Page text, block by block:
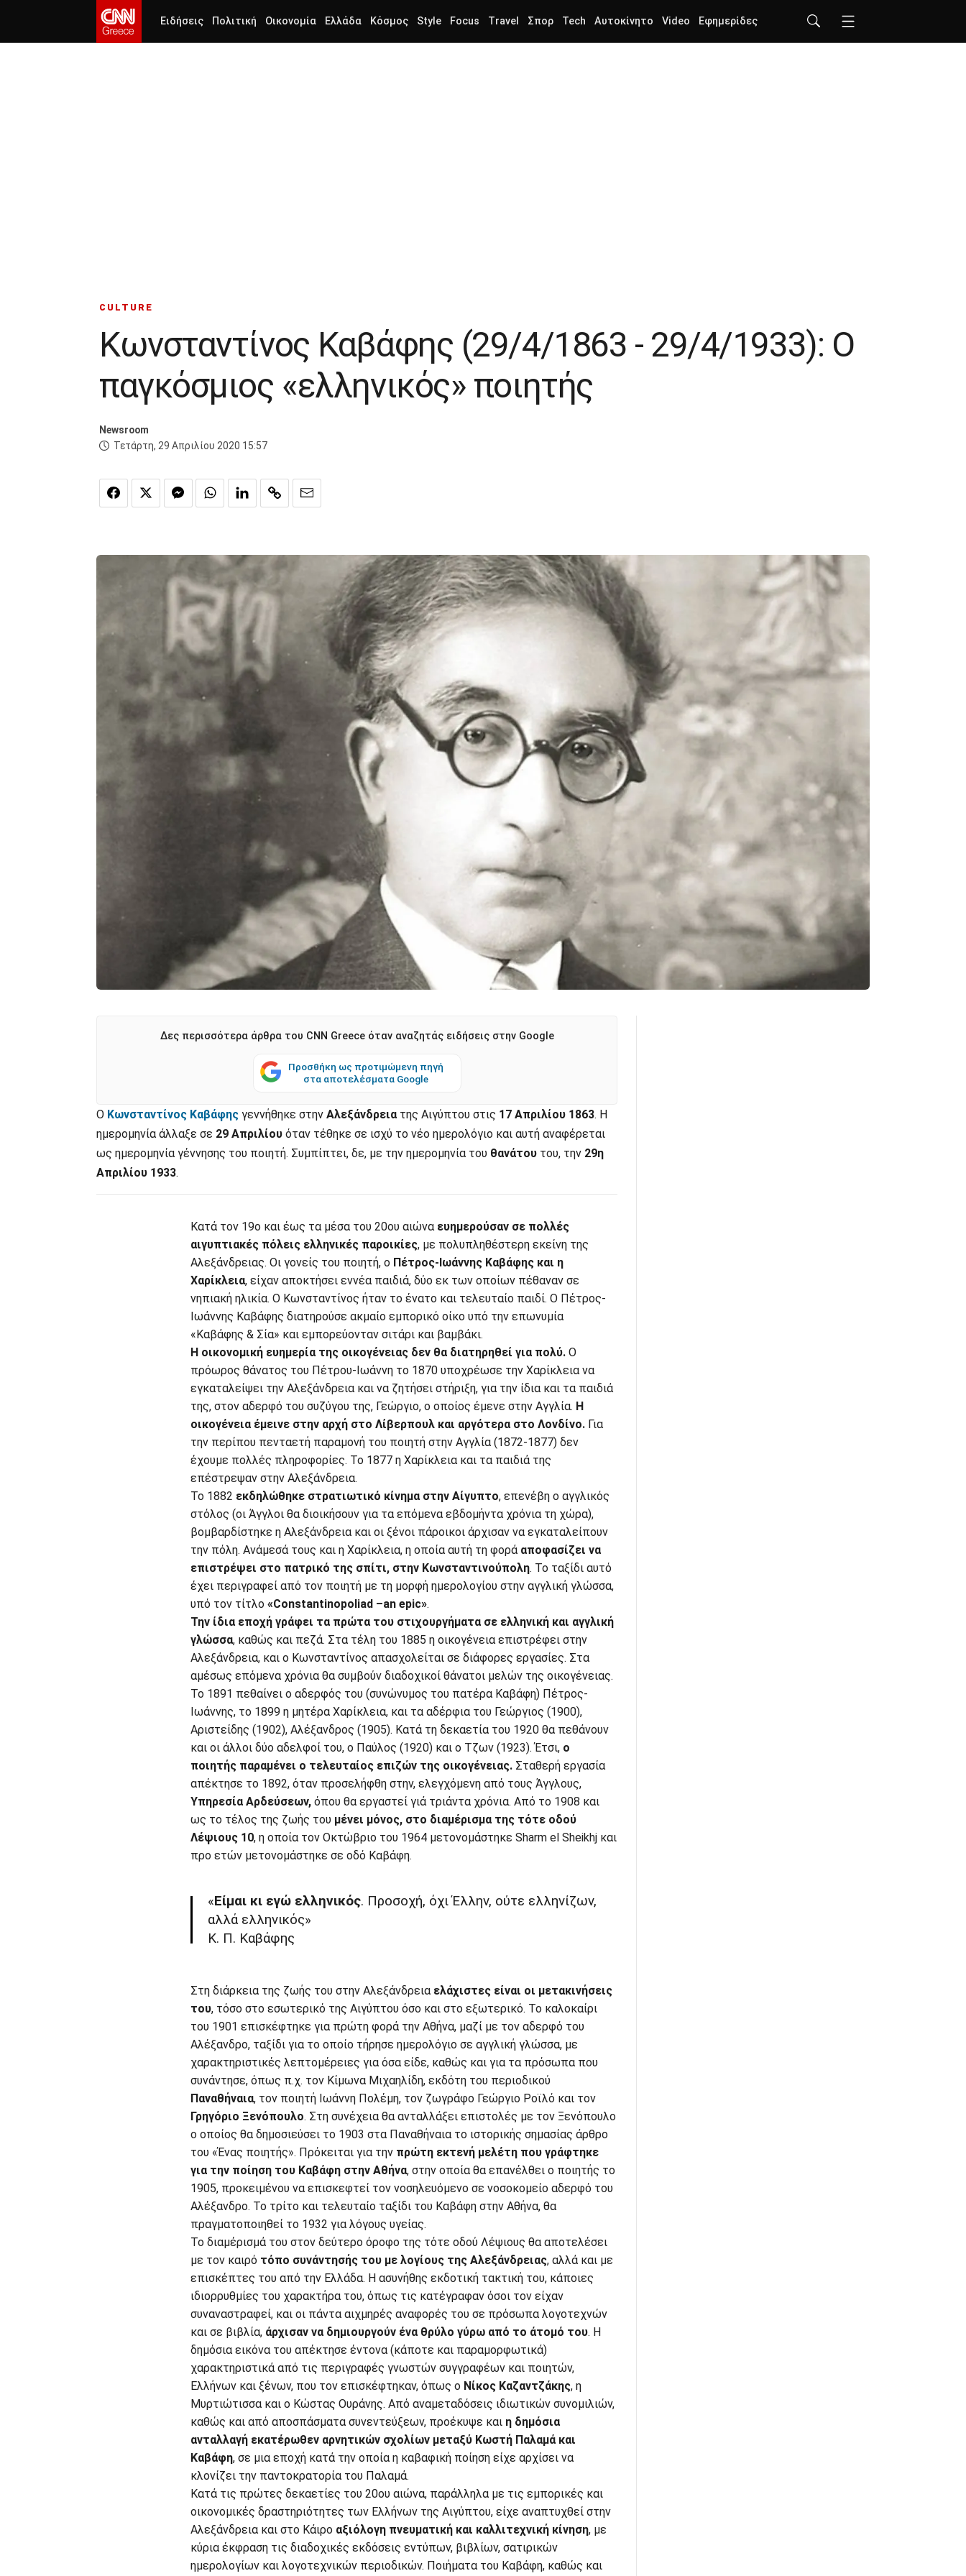
Ειδήσεις Πολιτική Οικονομία Ελλάδα Κόσμος Style Focus Travel Σπορ Tech Αυτοκίνητο Video Εφημερίδες
CULTURE
Κωνσταντίνος Καβάφης (29/4/1863 - 29/4/1933): Ο
παγκόσμιος «ελληνικός» ποιητής
Newsroom
Τετάρτη, 29 Απριλίου 2020 15:57
Δες περισσότερα άρθρα του CNN Greece όταν αναζητάς ειδήσεις στην Google
Προσθήκη ως προτιμώμενη πηγή
στα αποτελέσματα Google
Ο Κωνσταντίνος Καβάφης γεννήθηκε στην Αλεξάνδρεια της Αιγύπτου στις 17 Απριλίου 1863. Η
ημερομηνία άλλαξε σε 29 Απριλίου όταν τέθηκε σε ισχύ το νέο ημερολόγιο και αυτή αναφέρεται
ως ημερομηνία γέννησης του ποιητή. Συμπίπτει, δε, με την ημερομηνία του θανάτου του, την 29η
Απριλίου 1933.
Κατά τον 19ο και έως τα μέσα του 20ου αιώνα ευημερούσαν σε πολλές
αιγυπτιακές πόλεις ελληνικές παροικίες, με πολυπληθέστερη εκείνη της
Αλεξάνδρειας. Οι γονείς του ποιητή, ο Πέτρος-Ιωάννης Καβάφης και η
Χαρίκλεια, είχαν αποκτήσει εννέα παιδιά, δύο εκ των οποίων πέθαναν σε
νηπιακή ηλικία. Ο Κωνσταντίνος ήταν το ένατο και τελευταίο παιδί. Ο Πέτρος-
Ιωάννης Καβάφης διατηρούσε ακμαίο εμπορικό οίκο υπό την επωνυμία
«Καβάφης & Σία» και εμπορεύονταν σιτάρι και βαμβάκι.
Η οικονομική ευημερία της οικογένειας δεν θα διατηρηθεί για πολύ.Ο
πρόωρος θάνατος του Πέτρου-Ιωάννη το 1870 υποχρέωσε την Χαρίκλεια να
εγκαταλείψει την Αλεξάνδρεια και να ζητήσει στήριξη, για την ίδια και τα παιδιά
της, στον αδερφό του συζύγου της, Γεώργιο, ο οποίος έμενε στην Αγγλία. Η
οικογένεια έμεινε στην αρχή στο Λίβερπουλ και αργότερα στο Λονδίνο.Για
την περίπου πενταετή παραμονή του ποιητή στην Αγγλία (1872-1877) δεν
έχουμε πολλές πληροφορίες. Το 1877 η Χαρίκλεια και τα παιδιά της
επέστρεψαν στην Αλεξάνδρεια.
Το 1882 εκδηλώθηκε στρατιωτικό κίνημα στην Αίγυπτο, επενέβη ο αγγλικός
στόλος (οι Άγγλοι θα διοικήσουν για τα επόμενα εβδομήντα χρόνια τη χώρα),
βομβαρδίστηκε η Αλεξάνδρεια και οι ξένοι πάροικοι άρχισαν να εγκαταλείπουν
την πόλη. Ανάμεσά τους και η Χαρίκλεια, η οποία αυτή τη φορά αποφασίζει να
επιστρέψει στο πατρικό της σπίτι, στην Κωνσταντινούπολη. Το ταξίδι αυτό
έχει περιγραφεί από τον ποιητή με τη μορφή ημερολογίου στην αγγλική γλώσσα,
υπό τον τίτλο «Constantinopoliad –an epic».
Την ίδια εποχή γράφει τα πρώτα του στιχουργήματα σε ελληνική και αγγλική
γλώσσα, καθώς και πεζά. Στα τέλη του 1885 η οικογένεια επιστρέφει στην
Αλεξάνδρεια, και ο Κωνσταντίνος απασχολείται σε διάφορες εργασίες. Στα
αμέσως επόμενα χρόνια θα συμβούν διαδοχικοί θάνατοι μελών της οικογένειας.
Το 1891 πεθαίνει ο αδερφός του (συνώνυμος του πατέρα Καβάφη) Πέτρος-
Ιωάννης, το 1899 η μητέρα Χαρίκλεια, και τα αδέρφια του Γεώργιος (1900),
Αριστείδης (1902), Αλέξανδρος (1905). Κατά τη δεκαετία του 1920 θα πεθάνουν
και οι άλλοι δύο αδελφοί του, ο Παύλος (1920) και ο Τζων (1923). Έτσι, ο
ποιητής παραμένει ο τελευταίος επιζών της οικογένειας.Σταθερή εργασία
απέκτησε το 1892, όταν προσελήφθη στην, ελεγχόμενη από τους Άγγλους,
Υπηρεσία Αρδεύσεων,όπου θα εργαστεί γιά τριάντα χρόνια. Από το 1908 και
ως το τέλος της ζωής του μένει μόνος, στο διαμέρισμα της τότε οδού
Λέψιους 10, η οποία τον Οκτώβριο του 1964 μετονομάστηκε Sharm el Sheikhj και
προ ετών μετονομάστηκε σε οδό Καβάφη.
«Είμαι κι εγώ ελληνικός. Προσοχή, όχι Έλλην, ούτε ελληνίζων,
αλλά ελληνικός»
Κ. Π. Καβάφης
Στη διάρκεια της ζωής του στην Αλεξάνδρεια ελάχιστες είναι οι μετακινήσεις
του, τόσο στο εσωτερικό της Αιγύπτου όσο και στο εξωτερικό. Το καλοκαίρι
του 1901 επισκέφτηκε για πρώτη φορά την Αθήνα, μαζί με τον αδερφό του
Αλέξανδρο, ταξίδι για το οποίο τήρησε ημερολόγιο σε αγγλική γλώσσα, με
χαρακτηριστικές λεπτομέρειες για όσα είδε, καθώς και για τα πρόσωπα που
συνάντησε, όπως π.χ. τον Κίμωνα Μιχαηλίδη, εκδότη του περιοδικού
Παναθήναια, τον ποιητή Ιωάννη Πολέμη, τον ζωγράφο Γεώργιο Ροϊλό και τον
Γρηγόριο Ξενόπουλο. Στη συνέχεια θα ανταλλάξει επιστολές με τον Ξενόπουλο
ο οποίος θα δημοσιεύσει το 1903 στα Παναθήναια το ιστορικής σημασίας άρθρο
του «Ένας ποιητής». Πρόκειται για την πρώτη εκτενή μελέτη που γράφτηκε
για την ποίηση του Καβάφη στην Αθήνα, στην οποία θα επανέλθει ο ποιητής το
1905, προκειμένου να επισκεφτεί τον νοσηλευόμενο σε νοσοκομείο αδερφό του
Αλέξανδρο. Το τρίτο και τελευταίο ταξίδι του Καβάφη στην Αθήνα, θα
πραγματοποιηθεί το 1932 για λόγους υγείας.
Το διαμέρισμά του στον δεύτερο όροφο της τότε οδού Λέψιους θα αποτελέσει
με τον καιρό τόπο συνάντησής του με λογίους της Αλεξάνδρειας, αλλά και με
επισκέπτες του από την Ελλάδα. Η ασυνήθης εκδοτική τακτική του, κάποιες
ιδιορρυθμίες του χαρακτήρα του, όπως τις κατέγραφαν όσοι τον είχαν
συναναστραφεί, και οι πάντα αιχμηρές αναφορές του σε πρόσωπα λογοτεχνών
και σε βιβλία, άρχισαν να δημιουργούν ένα θρύλο γύρω από το άτομό του. Η
δημόσια εικόνα του απέκτησε έντονα (κάποτε και παραμορφωτικά)
χαρακτηριστικά από τις περιγραφές γνωστών συγγραφέων και ποιητών,
Ελλήνων και ξένων, που τον επισκέφτηκαν, όπως ο Νίκος Καζαντζάκης, η
Μυρτιώτισσα και ο Κώστας Ουράνης. Από αναμεταδόσεις ιδιωτικών συνομιλιών,
καθώς και από αποσπάσματα συνεντεύξεων, προέκυψε και η δημόσια
ανταλλαγή εκατέρωθεν αρνητικών σχολίων μεταξύ Κωστή Παλαμά και
Καβάφη, σε μια εποχή κατά την οποία η καβαφική ποίηση είχε αρχίσει να
κλονίζει την παντοκρατορία του Παλαμά.
Κατά τις πρώτες δεκαετίες του 20ου αιώνα, παράλληλα με τις εμπορικές και
οικονομικές δραστηριότητες των Ελλήνων της Αιγύπτου, είχε αναπτυχθεί στην
Αλεξάνδρεια και στο Κάιρο αξιόλογη πνευματική και καλλιτεχνική κίνηση, με
κύρια έκφραση τις διαδοχικές εκδόσεις εντύπων, βιβλίων, σατιρικών
ημερολογίων και λογοτεχνικών περιοδικών. Ποιήματα του Καβάφη, καθώς και